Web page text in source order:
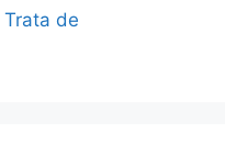
Trata de